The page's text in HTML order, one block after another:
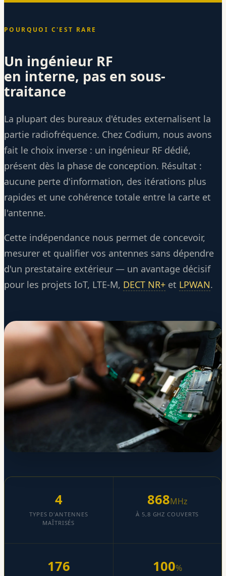
POURQUOI C'EST RARE
Un ingénieur RF
en interne, pas en sous-
traitance
La plupart des bureaux d'études externalisent la
partie radiofréquence. Chez Codium, nous avons
fait le choix inverse : un ingénieur RF dédié,
présent dès la phase de conception. Résultat :
aucune perte d'information, des itérations plus
rapides et une cohérence totale entre la carte et
l'antenne.
Cette indépendance nous permet de concevoir,
mesurer et qualifier vos antennes sans dépendre
d'un prestataire extérieur — un avantage décisif
pour les projets IoT, LTE-M, DECT NR+ et LPWAN.
4
TYPES D'ANTENNES
MAÎTRISÉS
868MHz
À 5,8 GHZ COUVERTS
176 100%